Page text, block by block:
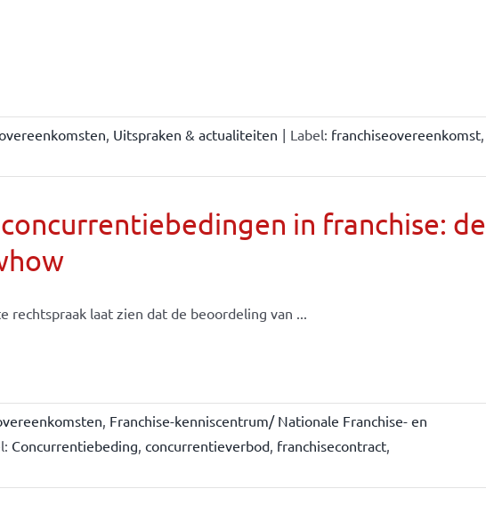
, Uitspraken & actualiteiten | Label: franchiseovereenkomst,
in franchise:
rechtspraak laat zien dat de beoordeling van ...
, Franchise-kenniscentrum/ Nationale Franchise- en
Concurrentiebeding, concurrentieverbod, franchisecontract,